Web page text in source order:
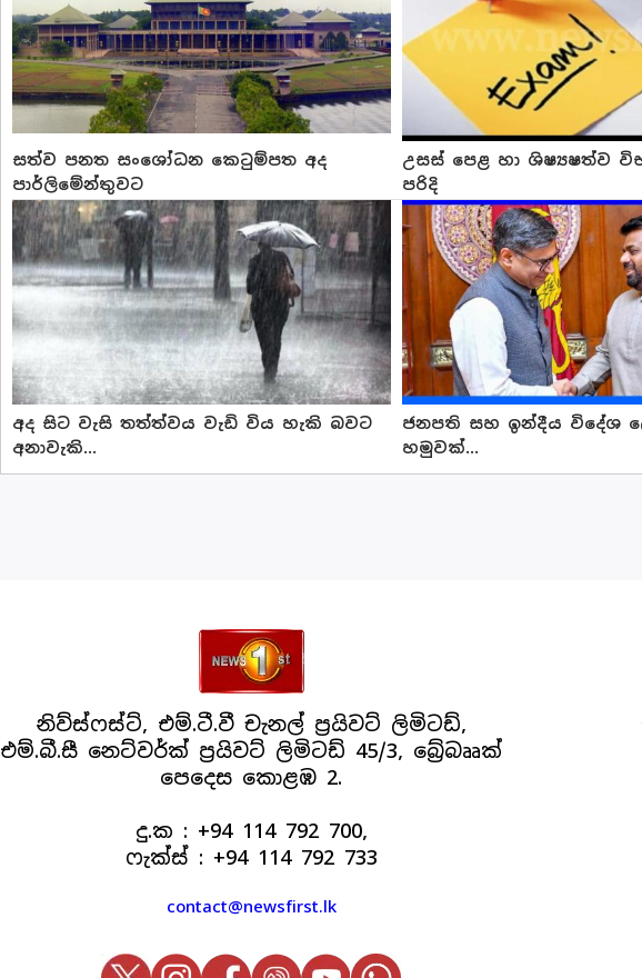
සත්ව පනත සංශෝධන කෙටුම්පත අද
පාර්ලිමේන්තුවට
උසස් පෙළ හා ශිෂ්‍යෂත්ව
පරිදි
අද සිට වැසි තත්ත්වය වැඩි විය හැකි බවට
අනාවැකි...
ජනපති සහ ඉන්දීය විදේශ
හමුවක්...
නිව්ස්ෆස්ට්, එම්.ටී.වී චැනල් ප්‍රයිවට් ලිමිටඩ්,
එම්.බී.සී නෙට්වර්ක් ප්‍රයිවට් ලිමිටඩ් 45/3, බ්‍රේබෲක්
පෙදෙස කොළඹ 2.
දු.ක : +94 114 792 700,
ෆැක්ස් : +94 114 792 733
contact@newsfirst.lk